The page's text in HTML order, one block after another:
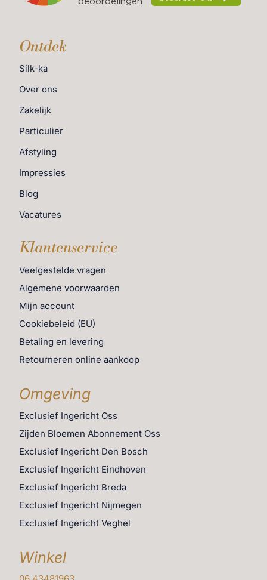
Ontdek
Silk-ka
Over ons
Zakelijk
Particulier
Afstyling
Impressies
Blog
Vacatures
Klantenservice
Veelgestelde vragen
Algemene voorwaarden
Mijn account
Cookiebeleid (EU)
Betaling en levering
Retourneren online aankoop
Omgeving
Exclusief Ingericht Oss
Zijden Bloemen Abonnement Oss
Exclusief Ingericht Den Bosch
Exclusief Ingericht Eindhoven
Exclusief Ingericht Breda
Exclusief Ingericht Nijmegen
Exclusief Ingericht Veghel
Winkel